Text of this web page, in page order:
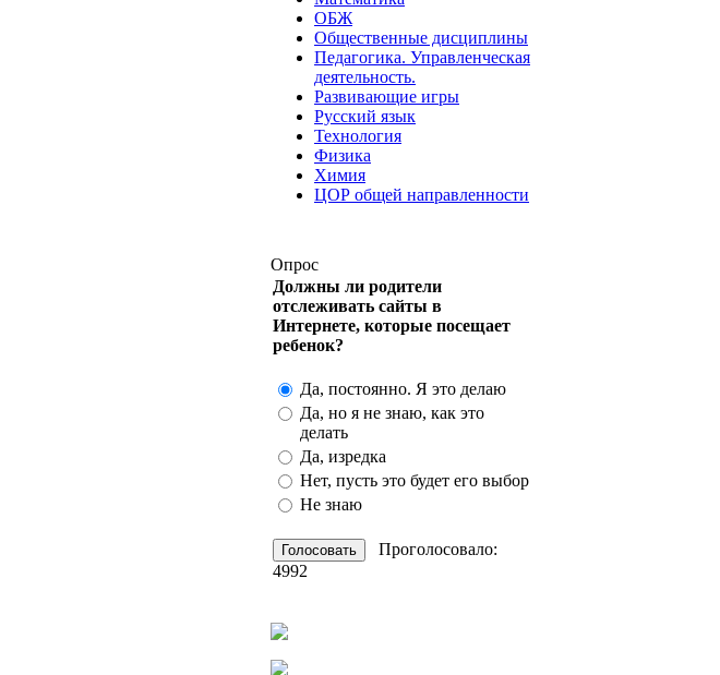
ОБЖ
Общественные дисциплины
Педагогика. Управленческая
деятельность.
Развивающие игры
Русский язык
Технология
Физика
Химия
ЦОР общей направленности
Опрос
Должны ли родители
отслеживать сайты в
Интернете, которые посещает
ребенок?
Да, постоянно. Я это делаю
Да, но я не знаю, как это
делать
Да, изредка
Нет, пусть это будет его выбор
Не знаю
Проголосовало:
4992